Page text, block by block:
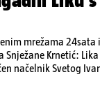
mrežama
Krnetić:
načelnik Svetog